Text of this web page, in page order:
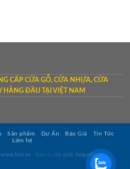
CẤP CỬA GỖ, CỬA NHỰA, CỬA
HÀNG ĐẦU TẠI VIỆT NAM
Sản phẩm Dự Án Báo Giá
Tin Tức
Liên hệ
www.ksd.vn- Đơn vị chủ quản SaigonDoor